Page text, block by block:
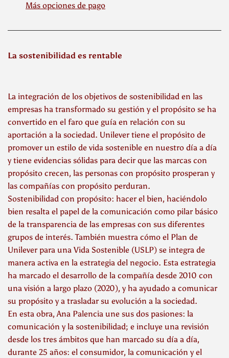
Más opciones de pago
La sostenibilidad es rentable
La integración de los objetivos de sostenibilidad en las
empresas ha transformado su gestión y el propósito se ha
convertido en el faro que guía en relación con su
aportación a la sociedad. Unilever tiene el propósito de
promover un estilo de vida sostenible en nuestro día a día
y tiene evidencias sólidas para decir que las marcas con
propósito crecen, las personas con propósito prosperan y
las compañías con propósito perduran.
Sostenibilidad con propósito: hacer el bien, haciéndolo
bien resalta el papel de la comunicación como pilar básico
de la transparencia de las empresas con sus diferentes
grupos de interés. También muestra cómo el Plan de
Unilever para una Vida Sostenible (USLP) se integra de
manera activa en la estrategia del negocio. Esta estrategia
ha marcado el desarrollo de la compañía desde 2010 con
una visión a largo plazo (2020), y ha ayudado a comunicar
su propósito y a trasladar su evolución a la sociedad.
En esta obra, Ana Palencia une sus dos pasiones: la
comunicación y la sostenibilidad; e incluye una revisión
desde los tres ámbitos que han marcado su día a día,
durante 25 años: el consumidor, la comunicación y el